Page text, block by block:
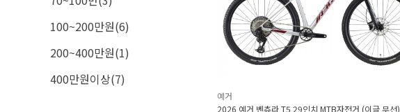
100~200만원(6)
200~400만원(1)
400만원이상(7)
예거
2026 예거 벤츄라 T5 29인치 MTB자전거 (이글 무선)